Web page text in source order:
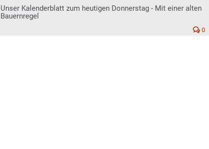
Unser Kalenderblatt zum heutigen Donnerstag - Mit einer alten
Bauernregel
0